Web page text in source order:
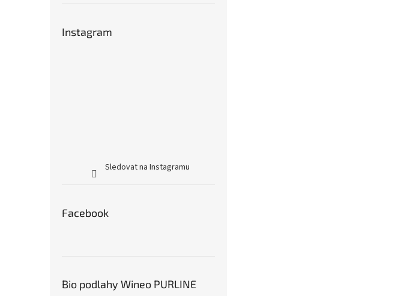
Instagram
Sledovat na Instagramu
Facebook
Bio podlahy Wineo PURLINE